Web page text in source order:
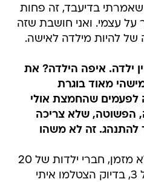
בדיעבד, זה פחות
עצמי. ואני חושבת שזה
להיות מילדה לאישה.
24. את עדיין ילדה. איפה הילדה? את
מאוד בוגרת
לפעמים שהחמצת אולי
הפשוטה, שלא צריכה
להתנהג. זה לא משהו
פגשתי חברי ילדות שלי לא מזמן, חברי ילדות של 20
שנה שהיינו ביחד בגן מגיל 3, בדיוק הצטלמו איתי